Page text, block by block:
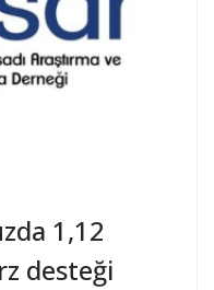
1,12
desteği